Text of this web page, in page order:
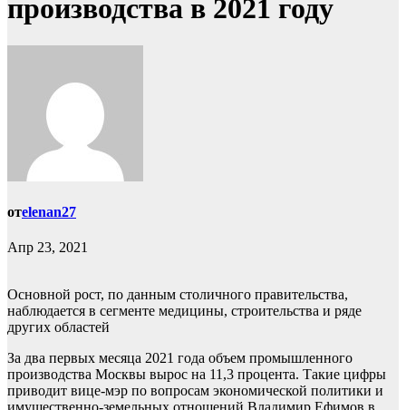
производства в 2021 году
отelenan27
Апр 23, 2021
Основной рост, по данным столичного правительства,
наблюдается в сегменте медицины, строительства и ряде
других областей
За два первых месяца 2021 года объем промышленного
производства Москвы вырос на 11,3 процента. Такие цифры
приводит вице-мэр по вопросам экономической политики и